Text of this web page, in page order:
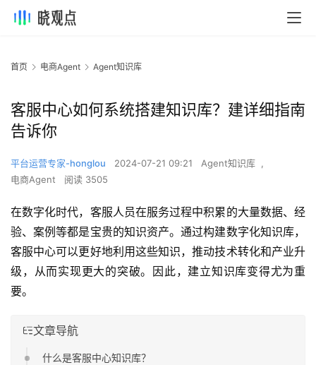
首页 电商Agent Agent知识库
客服中心如何系统搭建知识库？建详细指南
告诉你
平台运营专家-honglou 2024-07-21 09:21 Agent知识库 ,
电商Agent
阅读 3505
在数字化时代，客服人员在服务过程中积累的大量数据、经
验、案例等都是宝贵的知识资产。通过构建数字化知识库，
客服中心可以更好地利用这些知识，推动技术转化和产业升
级，从而实现更大的突破。因此，建立知识库变得尤为重
要。
文章导航
什么是客服中心知识库？